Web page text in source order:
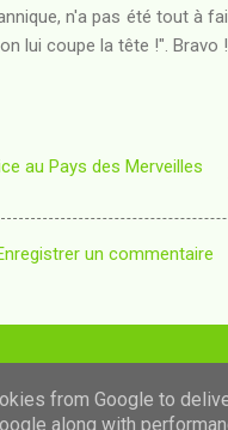
n'a pas été tout à
lui coupe la tête !". Bravo !
au Pays des Merveilles
un commentaire
from Google to
along with